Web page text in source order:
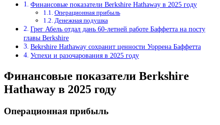
Финансовые показатели Berkshire Hathaway в 2025 году
Операционная прибыль
Денежная подушка
Грег Абель отдал дань 60-летней работе Баффетта на посту
главы Berkshire
Bekrshire Hathaway сохранит ценности Уоррена Баффетта
Успехи и разочарования в 2025 году
Финансовые показатели Berkshire
Hathaway в 2025 году
Операционная прибыль